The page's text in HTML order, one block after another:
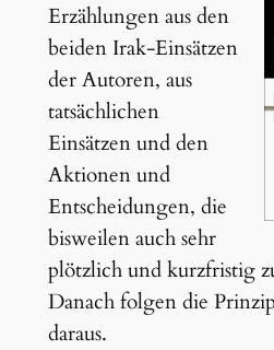
Erzählungen aus den
beiden Irak-Einsätzen
der Autoren, aus
tatsächlichen
Einsätzen und den
Aktionen und
Entscheidungen, die
bisweilen auch sehr
plötzlich und kurzfristig
Danach folgen die
daraus.